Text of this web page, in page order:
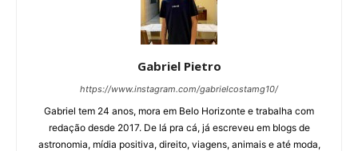
Gabriel Pietro
https://www.instagram.com/gabrielcostamg10/
Gabriel tem 24 anos, mora em Belo Horizonte e trabalha com
redação desde 2017. De lá pra cá, já escreveu em blogs de
astronomia, mídia positiva, direito, viagens, animais e até moda,